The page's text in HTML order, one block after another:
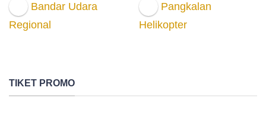
Bandar Udara
Regional
Pangkalan
Helikopter
TIKET PROMO